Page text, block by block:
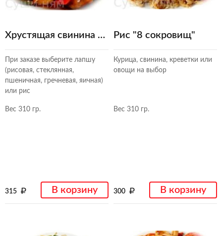
Хрустящая свинина с ананасами в кисло-сладком...
При заказе выберите лапшу
(рисовая, стеклянная,
пшеничная, гречневая, яичная)
или рис
Вес 310 гр.
315 В корзину
Рис "8 сокровищ"
Курица, свинина, креветки или
овощи на выбор
Вес 310 гр.
300 В корзину